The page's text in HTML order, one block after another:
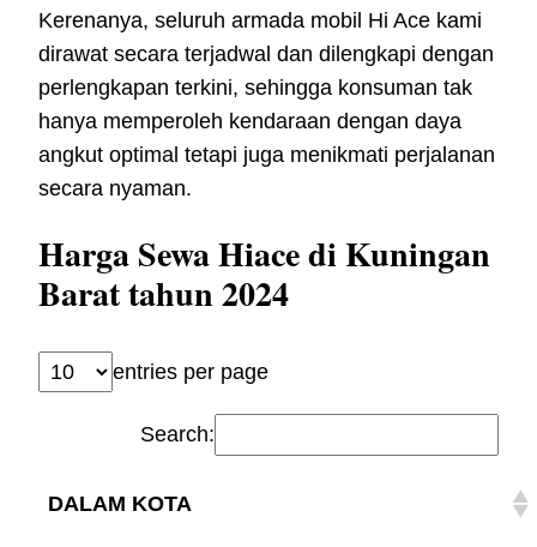
Kerenanya, seluruh armada mobil Hi Ace kami
dirawat secara terjadwal dan dilengkapi dengan
perlengkapan terkini, sehingga konsuman tak
hanya memperoleh kendaraan dengan daya
angkut optimal tetapi juga menikmati perjalanan
secara nyaman.
Harga Sewa Hiace di Kuningan
Barat tahun 2024
entries per page
Search:
DALAM KOTA